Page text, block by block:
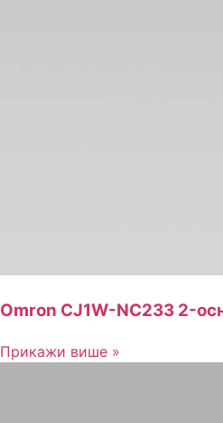
Omron CJ1W-NC233 2-
Прикажи више »